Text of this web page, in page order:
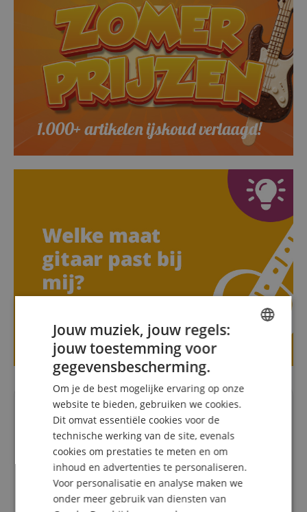
Uw contactpersonen.
Onze specialisten adviseren u graag.
info@kirstein.de
+31-30808-0152
SPANISH
Jouw muziek, jouw regels:
jouw toestemming voor
gegevensbescherming.
Om je de best mogelijke ervaring op onze
website te bieden, gebruiken we cookies.
Dit omvat essentiële cookies voor de
technische werking van de site, evenals
cookies om prestaties te meten en om
inhoud en advertenties te personaliseren.
Voor personalisatie en analyse maken we
onder meer gebruik van diensten van